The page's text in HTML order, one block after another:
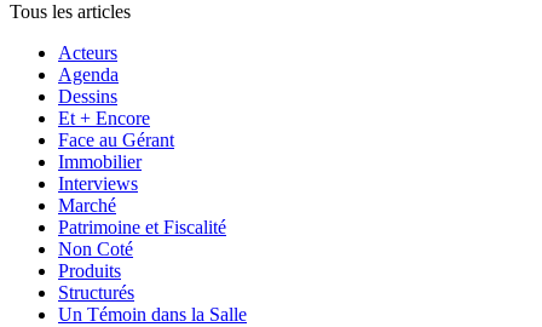
Tous les articles
Acteurs
Agenda
Dessins
Et + Encore
Face au Gérant
Immobilier
Interviews
Marché
Patrimoine et Fiscalité
Non Coté
Produits
Structurés
Un Témoin dans la Salle